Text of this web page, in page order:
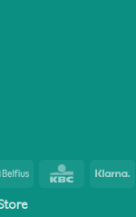
Belfius KBC